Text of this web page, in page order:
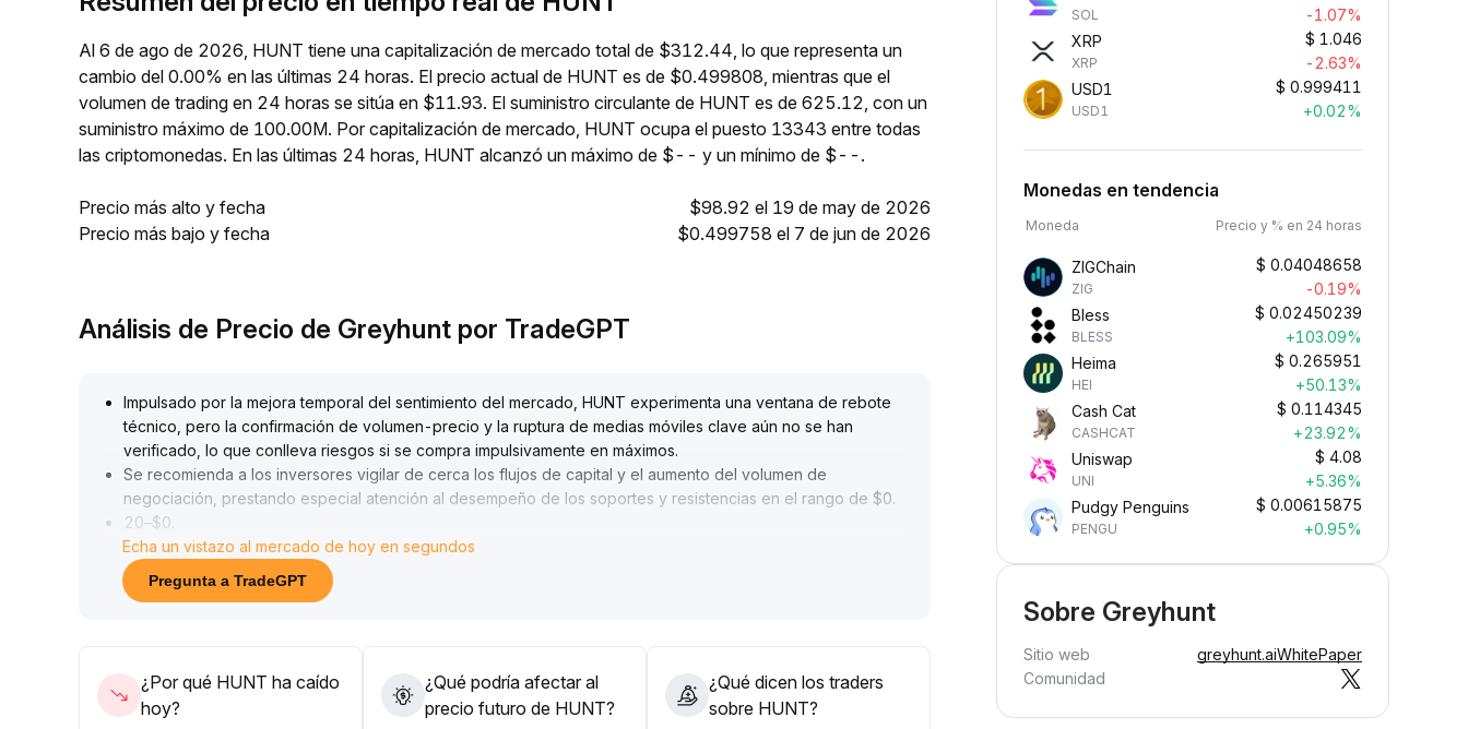
Al 6 de ago de 2026, HUNT tiene una capitalización de mercado total de $312.44, lo que representa un
cambio del 0.00% en las últimas 24 horas. El precio actual de HUNT es de $0.499808, mientras que el
volumen de trading en 24 horas se sitúa en $11.93. El suministro circulante de HUNT es de 625.12, con un
suministro máximo de 100.00M. Por capitalización de mercado, HUNT ocupa el puesto 13343 entre todas
las criptomonedas. En las últimas 24 horas, HUNT alcanzó un máximo de $-- y un mínimo de $--.
Precio más alto y fecha
$98.92 el 19 de may de 2026
Precio más bajo y fecha
$0.499758 el 7 de jun de 2026
Análisis de Precio de Greyhunt por TradeGPT
Impulsado por la mejora temporal del sentimiento del mercado, HUNT experimenta una ventana de rebote
técnico, pero la confirmación de volumen-precio y la ruptura de medias móviles clave aún no se han
verificado, lo que conlleva riesgos si se compra impulsivamente en máximos.
Se recomienda a los inversores vigilar de cerca los flujos de capital y el aumento del volumen de
negociación, prestando especial atención al desempeño de los soportes y resistencias en el rango de $0.
20–$0
23; solo considerar aumentar posiciones si se da un catalizador sustancial o una ruptura con fuerte volumen
La tendencia a medio y largo plazo sigue pendiente de verificación de datos; opere con cautela y priorice
oportunidades estructurales.
Echa un vistazo al mercado de hoy en segundos
Pregunta a TradeGPT
¿Por qué HUNT ha caído
hoy?
¿Qué podría afectar al
precio futuro de HUNT?
¿Qué dicen los traders
sobre HUNT?
SOL
-1.07%
XRP
XRP
$ 1.046
-2.63%
USD1
USD1
$ 0.999411
+0.02%
Monedas en tendencia
Moneda Precio y % en 24 horas
ZIGChain
ZIG
$ 0.04048658
-0.19%
Bless
BLESS
$ 0.02450239
+103.09%
Heima
HEI
$ 0.265951
+50.13%
Cash Cat
CASHCAT
$ 0.114345
+23.92%
Uniswap
UNI
$ 4.08
+5.36%
Pudgy Penguins
PENGU
$ 0.00615875
+0.95%
Sobre Greyhunt
Sitio web greyhunt.aiWhitePaper
Comunidad